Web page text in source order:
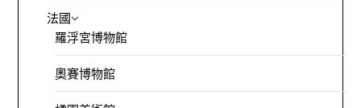
法國
羅浮宮博物館
奧賽博物館